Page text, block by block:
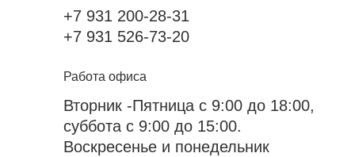
+7 931 200-28-31
+7 931 526-73-20
Работа офиса
Вторник -Пятница с 9:00 до 18:00,
суббота с 9:00 до 15:00.
Воскресенье и понедельник